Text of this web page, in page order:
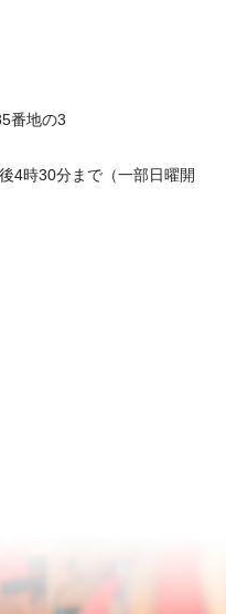
番地の3
4時30分まで（一部日曜開